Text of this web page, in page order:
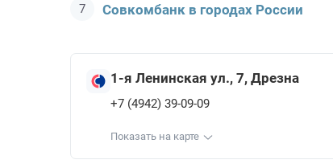
Совкомбанк в городах России
1-я Ленинская ул., 7, Дрезна
+7 (4942) 39-09-09
Показать на карте